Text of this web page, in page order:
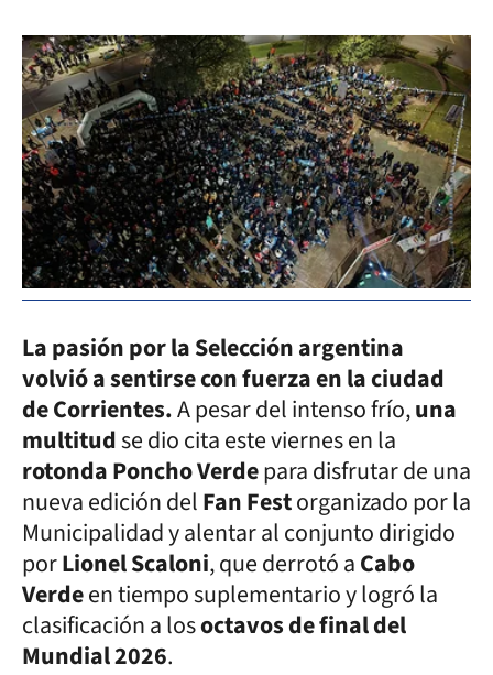
La pasión por la Selección argentina
volvió a sentirse con fuerza en la ciudad
de Corrientes.A pesar del intenso frío,una
multitudse dio cita este viernes en la
rotonda Poncho Verdepara disfrutar de una
nueva edición delFan Festorganizado por la
Municipalidad y alentar al conjunto dirigido
porLionel Scaloni, que derrotó aCabo
Verdeen tiempo suplementario y logró la
clasificación a losoctavos de final del
Mundial 2026.